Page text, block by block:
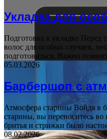
Укладка для
Подготовка к укладке Перед
волос для особых случаев,
подготовиться. Важно
05.03.2026
Барбершоп с
Атмосфера старины Войдя в
старины, вы переноситесь во
бритья и стрижки было
08.02.2026